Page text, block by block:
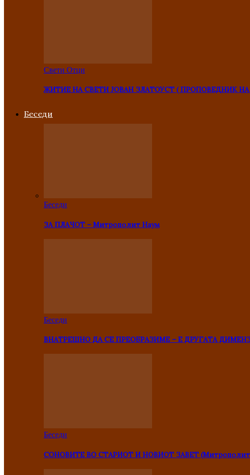
Свети Отци
ЖИТИЕ НА СВЕТИ ЈОВАН ЗЛАТОУСТ ( ПРОПОВЕДНИК
Беседи
Беседи
ЗА ПЛАЧОТ – Митрополит Наум
Беседи
ВНАТРЕШНО ДА СЕ ПРЕОБРАЗИМЕ – Е ДРУГАТА
Беседи
СОНОВИТЕ ВО СТАРИОТ И НОВИОТ ЗАВЕТ (Митрополит